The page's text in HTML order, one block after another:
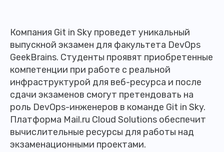
Компания Git in Sky проведет уникальный
выпускной экзамен для факультета DevOps
GeekBrains. Студенты проявят приобретенные
компетенции при работе с реальной
инфраструктурой для веб-ресурса и после
сдачи экзаменов смогут претендовать на
роль DevOps-инженеров в команде Git in Sky.
Платформа Mail.ru Cloud Solutions обеспечит
вычислительные ресурсы для работы над
экзаменационными проектами.